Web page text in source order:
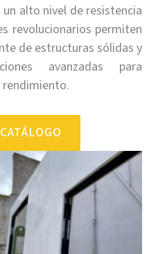
alto nivel de resistencia
revolucionarios permiten
de estructuras sólidas y
avanzadas para